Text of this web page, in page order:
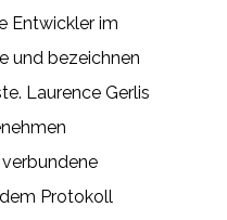
Entwickler im
und bezeichnen
Laurence Gerlis
Protokoll